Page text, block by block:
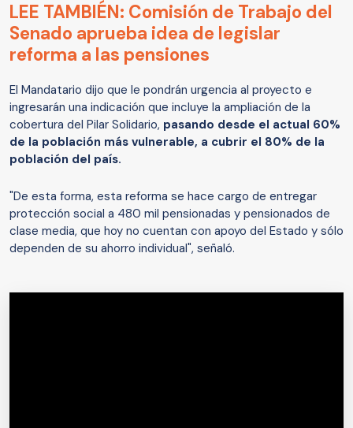
LEE TAMBIÉN: Comisión de Trabajo del
Senado aprueba idea de legislar
reforma a las pensiones
El Mandatario dijo que le pondrán urgencia al proyecto e
ingresarán una indicación que incluye la ampliación de la
cobertura del Pilar Solidario, pasando desde el actual 60%
de la población más vulnerable, a cubrir el 80% de la
población del país.
"De esta forma, esta reforma se hace cargo de entregar
protección social a 480 mil pensionadas y pensionados de
clase media, que hoy no cuentan con apoyo del Estado y sólo
dependen de su ahorro individual", señaló.